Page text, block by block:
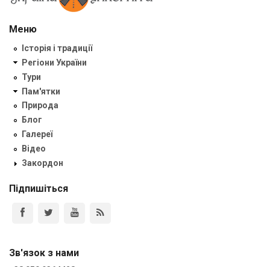
Меню
Історія і традиції
Регіони України
Тури
Пам'ятки
Природа
Блог
Галереї
Відео
Закордон
Підпишіться
Зв'язок з нами